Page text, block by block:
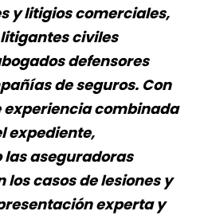
y litigios comerciales,
civiles
defensores
de seguros. Con
experiencia combinada
expediente,
aseguradoras
casos de lesiones y
experta y